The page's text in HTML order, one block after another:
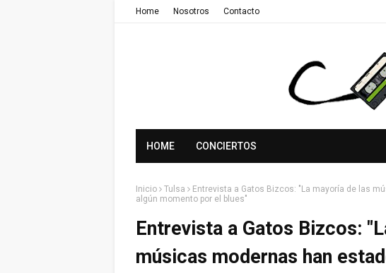
Home Nosotros Contacto
HOME CONCIERTOS
Inicio Tulsa
Entrevista a Gatos Bizcos: "La mayoría de las
algún momento por el blues"
Entrevista a Gatos Bizcos:
músicas modernas han